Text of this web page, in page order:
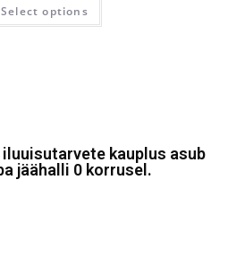
Select options
kauplus asub
jäähalli 0 korrusel.